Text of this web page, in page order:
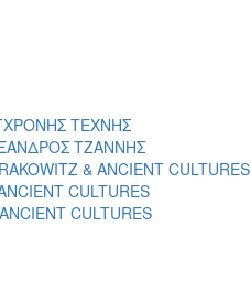
ΤΕΧΝΗΣ
ΤΖΑΝΝΗΣ
& ANCIENT CULTURES
CULTURES
CULTURES